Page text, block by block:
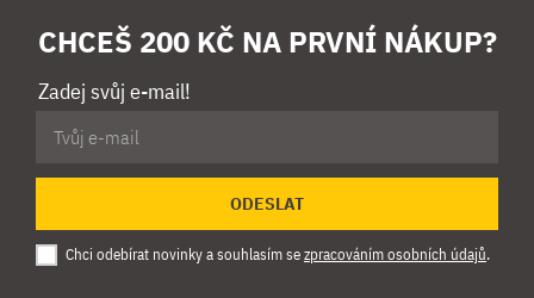
CHCEŠ 200 KČ NA PRVNÍ NÁKUP?
Zadej svůj e-mail!
ODESLAT
Chci odebírat novinky a souhlasím sezpracováním osobních údajů.